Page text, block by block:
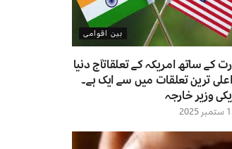
بین اقوامی
کے ساتھ امریکہ کے تعلقاتآج دنیا
ترین تعلقات میں سے ایک ہے۔
وزیر خارجہ